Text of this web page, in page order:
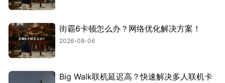
街霸6卡顿怎么办？网络优化解决方案！
2026-08-06
Big Walk联机延迟高？快速解决多人联机卡